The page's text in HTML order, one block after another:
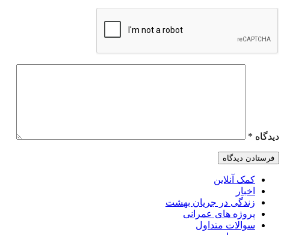
دیدگاه *
کمک آنلاین
اخبار
زندگی در جریان بهشت
پروژه های عمرانی
سوالات متداول